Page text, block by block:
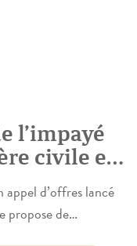
l’impayé
civile et
d’offres lancé
propose de